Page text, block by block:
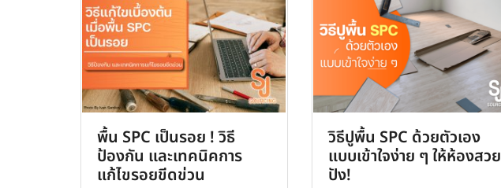
พื้น SPC เป็นรอย ! วิธี
ป้องกัน และเทคนิคการ
แก้ไขรอยขีดข่วน
วิธีปูพื้น SPC ด้วยตัวเอง
แบบเข้าใจง่าย ๆ ให้ห้องสวย
ปัง!